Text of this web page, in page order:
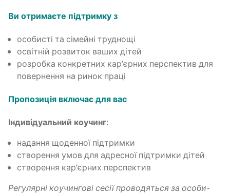
Ви отри­ма­є­те під­трим­ку з
осо­би­сті та сімей­ні труднощі
осві­тній роз­ви­ток ваших дітей
роз­роб­ка кон­кре­тних кар’єр­них пер­спе­ктив для
повер­не­н­ня на ринок праці
Про­по­зи­ція вклю­чає для вас
Інди­ві­ду­аль­ний коучинг:
нада­н­ня щоден­ної підтримки
ство­ре­н­ня умов для адре­сної під­трим­ки дітей
ство­ре­н­ня кар’єр­них перспектив
Регу­ляр­ні коу­чин­го­ві сесії про­во­дя­ться за осо­би­